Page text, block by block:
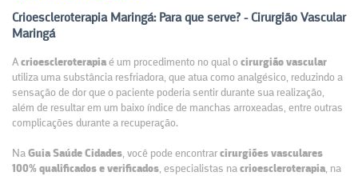
Crioescleroterapia Maringá: Para que serve? - Cirurgião Vascular
Maringá
A crioescleroterapiaé um procedimento no qual o cirurgião vascular
utiliza uma substância resfriadora, que atua como analgésico, reduzindo a
sensação de dor que o paciente poderia sentir durante sua realização,
além de resultar em um baixo índice de manchas arroxeadas, entre outras
complicações durante a recuperação.
Na Guia Saúde Cidades, você pode encontrar cirurgiões vasculares
100% qualificados e verificados, especialistas na crioescleroterapia, na